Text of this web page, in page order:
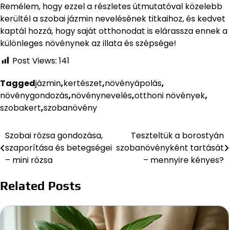
Remélem, hogy ezzel a részletes útmutatóval közelebb
kerültél a szobai jázmin nevelésének titkaihoz, és kedvet
kaptál hozzá, hogy saját otthonodat is elárassza ennek a
különleges növénynek az illata és szépsége!
Post Views: 141
Taggedjázmin,kertészet,növényápolás,
növénygondozás,növénynevelés,otthoni növények,
szobakert,szobanövény
Bejegyzés
navigáció
Szobai rózsa gondozása,
szaporítása és betegségei
– mini rózsa
Teszteltük a borostyán
szobanövényként tartását
– mennyire kényes?
Related Posts